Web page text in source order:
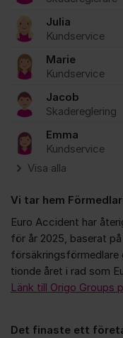
Julia
Kundservice
Marie
Kundservice
Jacob
Skadereglering
Emma
Kundservice
Visa alla
Vi tar hem
Euro Accident har
för år 2025, baserat
försäkringsförmedlare
tionde året i rad som
Länk till Origo Groups
Det finaste ett